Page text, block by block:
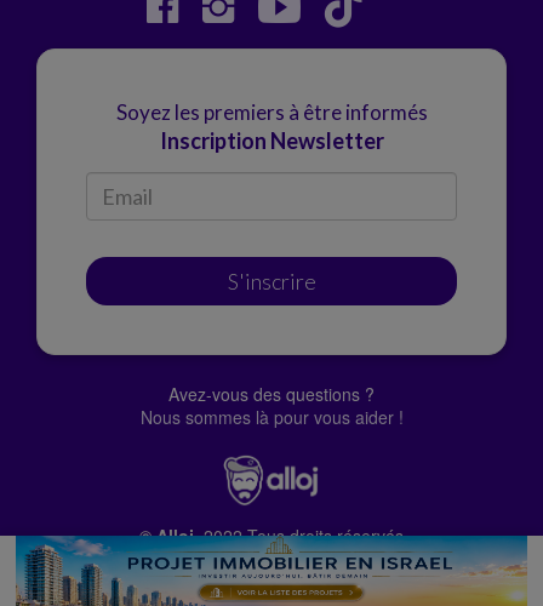
Soyez les premiers à être informés
Inscription Newsletter
S'inscrire
Avez-vous des questions ?
Nous sommes là pour vous aider !
© Alloj.2022 Tous droits réservés